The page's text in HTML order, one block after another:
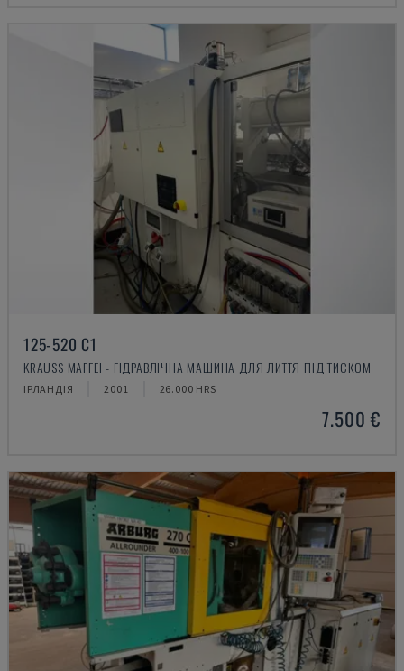
125-520 C1
KRAUSS MAFFEI - ГІДРАВЛІЧНА МАШИНА ДЛЯ ЛИТТЯ ПІД ТИСКОМ
ІРЛАНДІЯ 2001 26.000 HRS
7.500 €